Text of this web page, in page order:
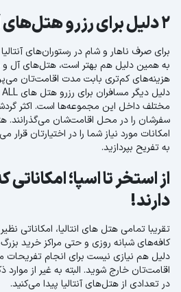
2 دلیل برای رزرو هتل‌های آل و یوآل آنتالیا
برای صرف ناهار و شام در رستوران‌های
به همین دلیل هم بهتر است، هتل‌های آل و
هزینه‌های کم‌تری بابت مدت اقامت‌تان
مختلف داخل این مجموعه‌ها است. اکثر
امکانات مورد نیاز شما را در اختیارتان
به تفریح بپردازید.
از استخر تا اسپا؛
دارند!
تقریبا تمامی هتل های انتالیا، امکاناتی
کافه‌های شبانه روزی و حتی مراکز خرید
دلیل هم نیازی نیست برای انجام
اقامت‌تان خارج شوید. البته به غیر از موارد
در تعدادی از هتل‌های آنتالیا پیدا می‌کنید.